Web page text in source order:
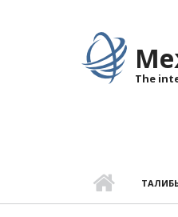
The